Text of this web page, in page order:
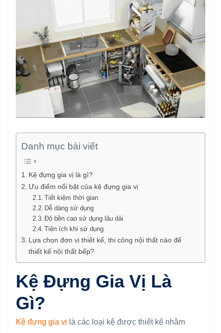
Danh mục bài viết
Kệ đựng gia vị là gì?
Ưu điểm nổi bật của kệ đựng gia vị
Tiết kiệm thời gian
Dễ dàng sử dụng
Độ bền cao sử dụng lâu dài
Tiện ích khi sử dụng
Lựa chọn đơn vị thiết kế, thi công nội thất nào để
thiết kế nội thất bếp?
Kệ Đựng Gia Vị Là
Gì?
Kệ đựng gia vị là các loại kệ được thiết kế nhằm